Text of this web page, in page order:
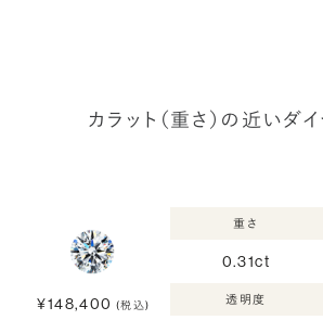
カラット（重さ）の近いダ
¥148,400 (税込)
重さ
0.31ct
透明度